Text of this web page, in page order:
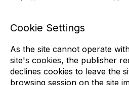
Cookie Settings
As the site cannot operate
site's cookies, the publisher
declines cookies to leave the
browsing session on the site